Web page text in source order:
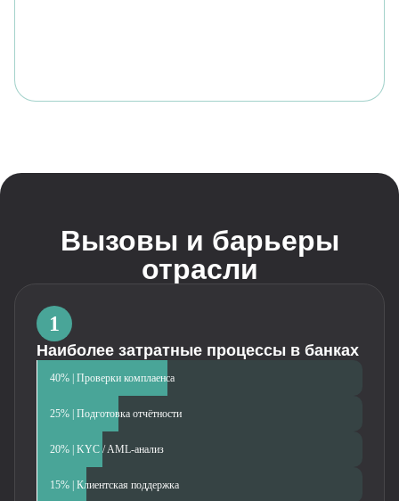
Вызовы и барьеры
отрасли
1
Наиболее затратные процессы в банках
40% | Проверки комплаенса
25% | Подготовка отчётности
20% | KYC / AML-анализ
15% | Клиентская поддержка